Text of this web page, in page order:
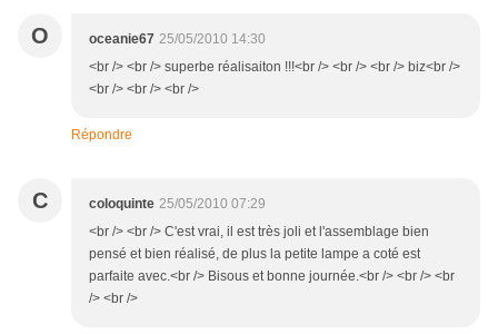
O oceanie67 25/05/2010 14:30
<br /> <br /> superbe réalisaiton !!!<br /> <br /> <br /> biz<br />
<br /> <br /> <br />
Répondre
C coloquinte 25/05/2010 07:29
<br /> <br /> C'est vrai, il est très joli et l'assemblage bien
pensé et bien réalisé, de plus la petite lampe a coté est
parfaite avec.<br /> Bisous et bonne journée.<br /> <br /> <br
/> <br />